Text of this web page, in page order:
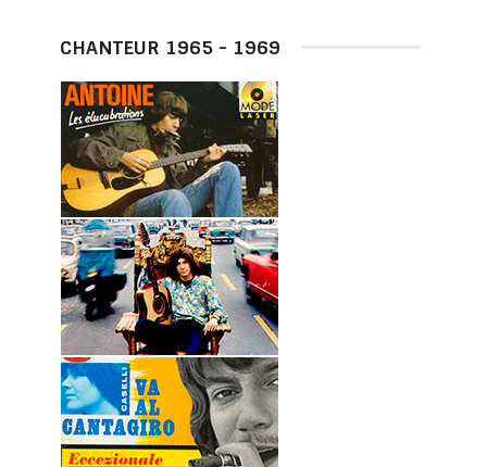
CHANTEUR 1965 - 1969